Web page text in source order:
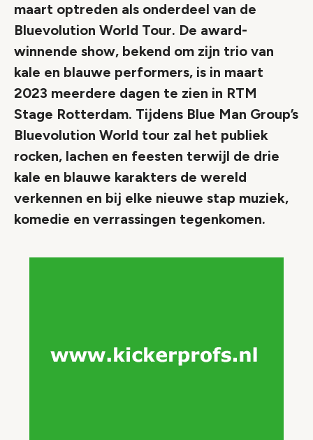
maart optreden als onderdeel van de
Bluevolution World Tour. De award-
winnende show, bekend om zijn trio van
kale en blauwe performers, is in maart
2023 meerdere dagen te zien in RTM
Stage Rotterdam. Tijdens Blue Man Group’s
Bluevolution World tour zal het publiek
rocken, lachen en feesten terwijl de drie
kale en blauwe karakters de wereld
verkennen en bij elke nieuwe stap muziek,
komedie en verrassingen tegenkomen.